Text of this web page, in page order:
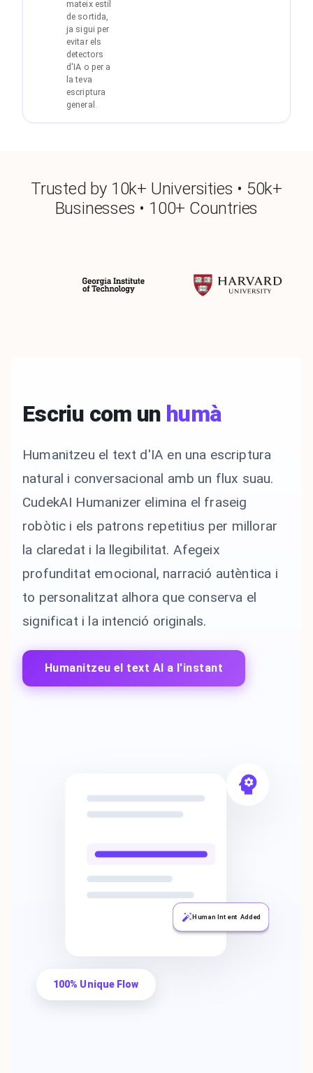
mateix estil
de sortida,
ja sigui per
evitar els
detectors
d'IA o per a
la teva
escriptura
general.
Trusted by 10k+ Universities • 50k+
Businesses • 100+ Countries
Escriu com un humà
Humanitzeu el text d'IA en una escriptura
natural i conversacional amb un flux suau.
CudekAI Humanizer elimina el fraseig
robòtic i els patrons repetitius per millorar
la claredat i la llegibilitat. Afegeix
profunditat emocional, narració autèntica i
to personalitzat alhora que conserva el
significat i la intenció originals.
Humanitzeu el text AI a l'instant
Human Intent Added
100% Unique Flow